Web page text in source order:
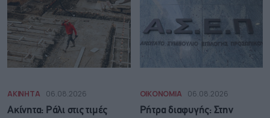
ΑΚΙΝΗΤΑ 06.08.2026
Ακίνητα: Ράλι στις τιμές
ΟΙΚΟΝΟΜΙΑ 06.08.2026
Ρήτρα διαφυγής: Στην